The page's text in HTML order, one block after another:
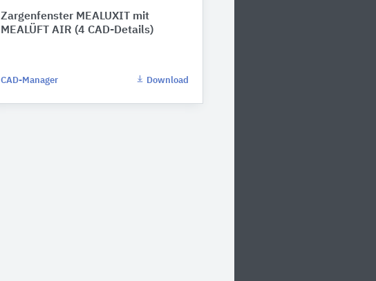
Zargenfenster MEALUXIT mit
MEALÜFT AIR (4 CAD-Details)
CAD-Manager Download